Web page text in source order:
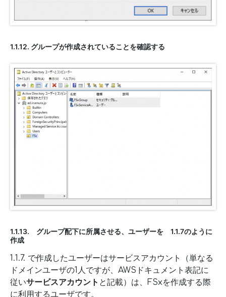
1.1.12. グループが作成されていることを確認する
1.1.13. グループ配下に所属させる、ユーザーを 1.1.7のように
作成
1.1.7. で作成したユーザーはサービスアカウント（単なる
ドメインユーザの1人ですが、AWSドキュメント表記に
従いサービスアカウント と記載）は、FSxを作成する際
に利用するユーザです。